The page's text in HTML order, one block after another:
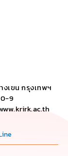
เขน กรุงเทพฯ
9